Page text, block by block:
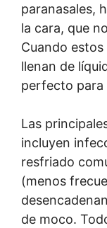
paranasales,
la cara, que
Cuando
llenan de
perfecto para
Las
incluyen
resfriado
(menos
de moco.